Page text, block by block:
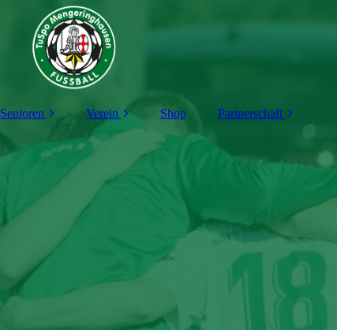
Senioren
1. Mannschaft
2. Mannschaft
Alte-Herren
Verein
Vorstand
Schiedsrichter
Mitgliedschaft
Shop Partnerschaft